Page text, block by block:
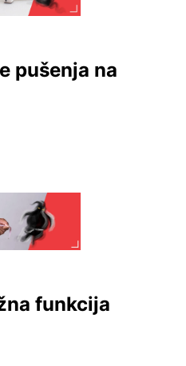
pušenja na
funkcija